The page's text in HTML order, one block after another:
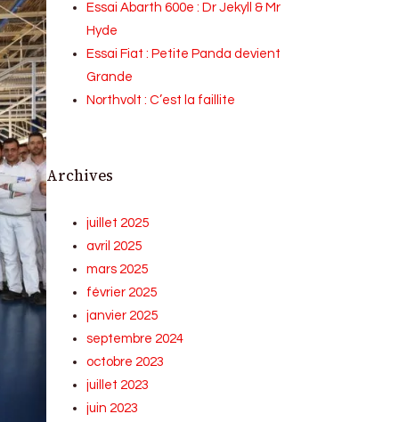
Essai Abarth 600e : Dr Jekyll & Mr
Hyde
Essai Fiat : Petite Panda devient
Grande
Northvolt : C’est la faillite
Archives
juillet 2025
avril 2025
mars 2025
février 2025
janvier 2025
septembre 2024
octobre 2023
juillet 2023
juin 2023